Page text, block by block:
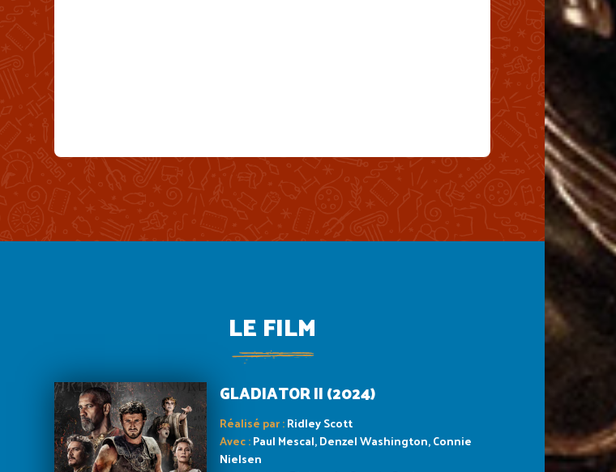
LE FILM
GLADIATOR II (2024)
Réalisé par :Ridley Scott
Avec :Paul Mescal, Denzel Washington, Connie
Nielsen